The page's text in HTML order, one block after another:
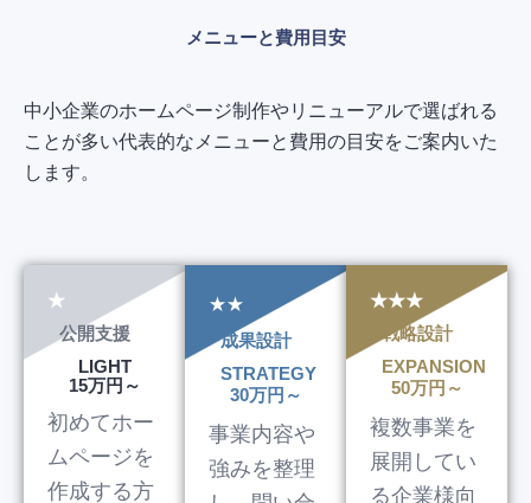
メニューと費用目安
中小企業のホームページ制作やリニューアルで選ばれる
ことが多い代表的なメニューと費用の目安をご案内いた
します。
★
公開支援
LIGHT
15万円～
初めてホー
ムページを
作成する方
★★
成果設計
STRATEGY
30万円～
事業内容や
強みを整理
★★★
戦略設計
EXPANSION
50万円～
複数事業を
展開してい
る企業様向